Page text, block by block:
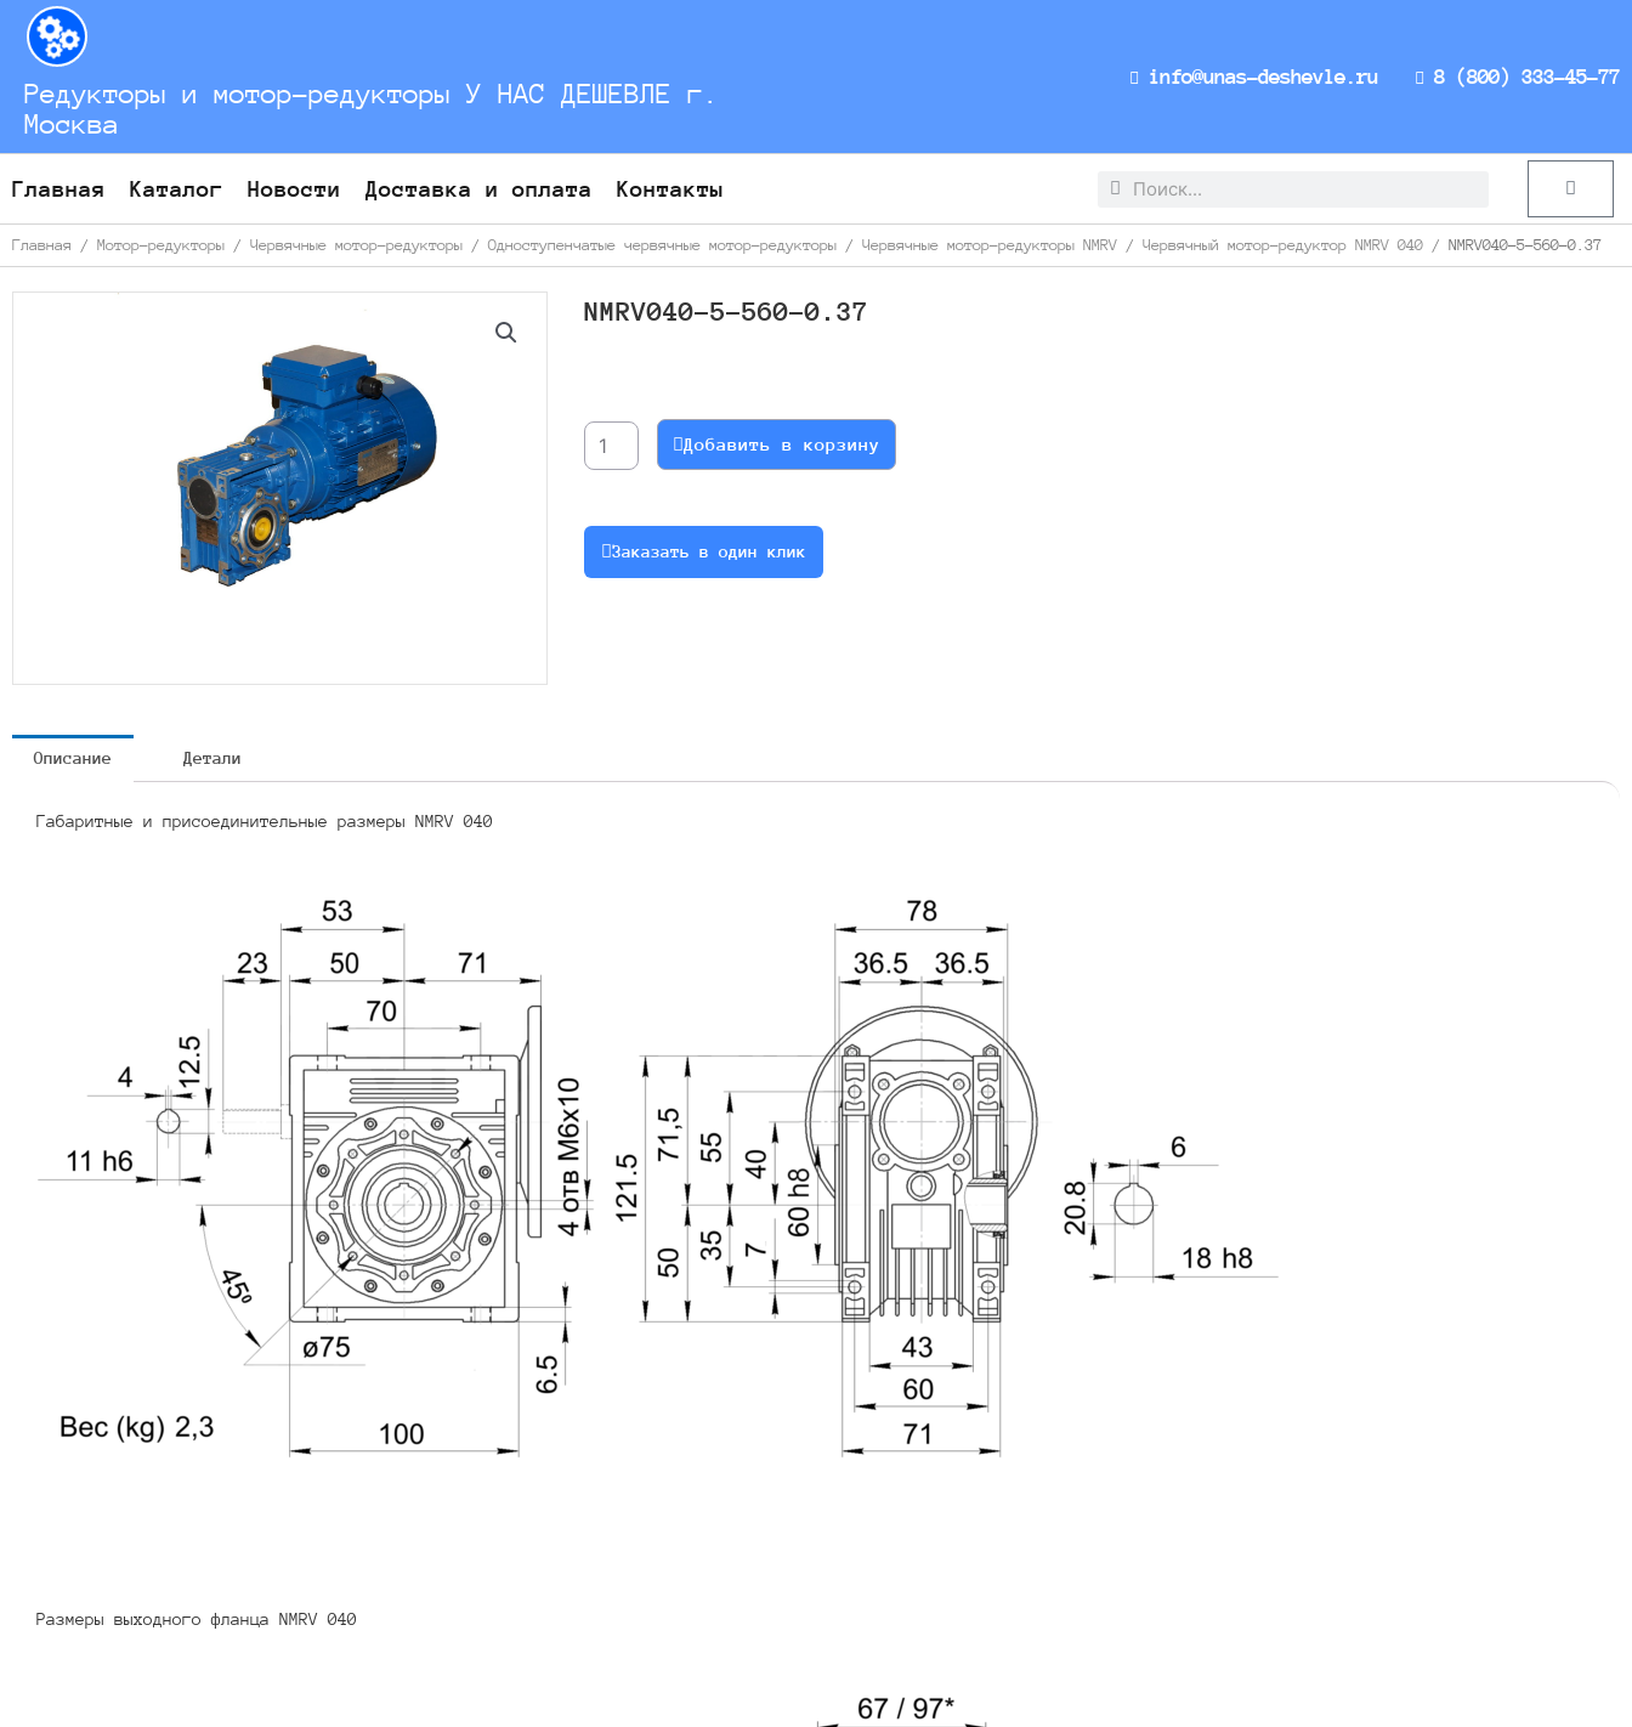
Перейти
содержимому
Редукторы и мотор-редукторы У НАС ДЕШЕВЛЕ г.
Москва
info@unas-deshevle.ru 8 (800) 333-45-77
Главная Каталог Новости Доставка и оплата Контакты Search
Search Cart
Главная / Мотор-редукторы / Червячные мотор-редукторы / Одноступенчатые червячные мотор-редукторы / Червячные мотор-редукторы NMRV / Червячный мотор-редуктор NMRV 040 / NMRV040-5-560-0.37
NMRV040-5-560-0.37
NMRV040-
5-
0.37
Добавить в корзину
Заказать в один клик
Описание Детали
Габаритные и присоединительные размеры NMRV 040
Размеры выходного фланца NMRV 040